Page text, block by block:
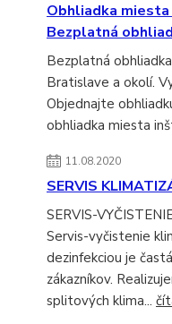
Obhliadka
Bezplatná
Bezplatná
Bratislave a okolí.
Objednajte
obhliadka miesta
11.08.2020
SERVIS
SERVIS-
Servis-vyčistenie
dezinfekciou je
zákazníkov.
splitových klima...